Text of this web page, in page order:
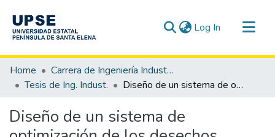
Log In (current)
Communities & Collections
All of DSpace
Home
Carrera de Ingeniería Industrial
Tesis de Ing. Indust.
Diseño de un sistema de optimización de los desechos líquidos y sólidos generados por las lubricadoras y lavadoras de autos para minimizar el impacto ambiental en el cantón La Libertad, provincia de Santa Elena.
Diseño de un sistema de